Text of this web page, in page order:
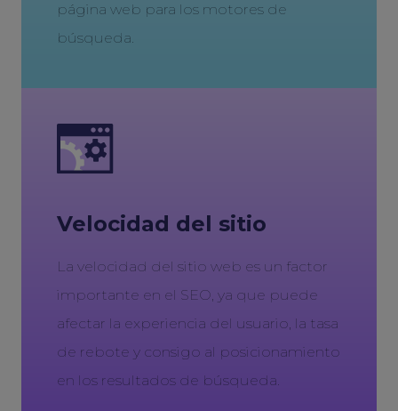
página web para los motores de
búsqueda.
Velocidad del sitio
La velocidad del sitio web es un factor
importante en el SEO, ya que puede
afectar la experiencia del usuario, la tasa
de rebote y consigo al posicionamiento
en los resultados de búsqueda.